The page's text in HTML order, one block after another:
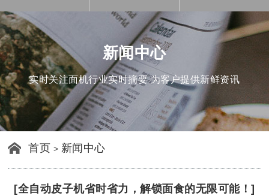
新闻中心
实时关注面机行业实时摘要 为客户提供新鲜资讯
首页 > 新闻中心
[全自动皮子机省时省力，解锁面食的无限可能！]